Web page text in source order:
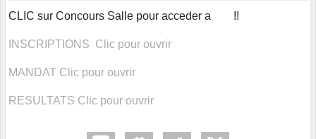
CLIC sur Concours Salle pour acceder a !!
INSCRIPTIONS Clic pour ouvrir
MANDAT Clic pour ouvrir
RESULTATS Clic pour ouvrir